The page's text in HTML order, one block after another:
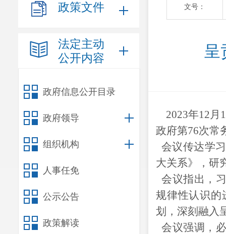
政策文件
法定主动
公开内容
政府信息公开目录
政府领导
组织机构
人事任免
公示公告
政策解读
文号：
呈
2023年12月 1
政府第76次常
会议传达学
大关系》
，研
会议指出，
规律性认识的
划，深刻融入
会议强调，